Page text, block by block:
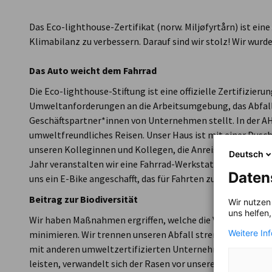
Norway
Das Eco-lighthouse-Zertifikat (norw. Miljøfyrtårn) ist eine
Klimabilanz zu verbessern. Darauf sind wir stolz! Wir
Das Auto weicht dem Fahrrad
Die Eco-lighthouse-Stiftung ist eine offizielle
Umweltanforderungen an die Arbeitsumgebung, das
Geschäftspartner*innen von Unternehmen stellt. In der
umweltfreundliches Reisen. Unser Haus ist mit einer
unseren Kolleginnen und Kollegen, die Anreise zu Fuß
Jahr veranstalten wir eine Fahrrad-Werkstatt. Außerdem
uns ein E-Bike angeschafft, das für Fahrten zu Meetings
Beitrag zur Biodiversität
Wir haben Maßnahmen ergriffen, welche die
minimieren. Wir trennen unseren Abfall streng nach
mit anderen umweltzertifizierten Unternehmen
leisten, verwandelt sich der Rasen vor unserem Haus
Deutsch
Wir
uns
Weitere